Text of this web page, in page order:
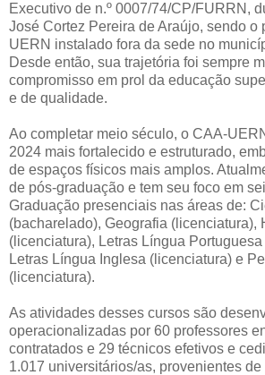
Executivo de n.º 0007/74/CP/FURRN,
José Cortez Pereira de Araújo, sendo o
UERN instalado fora da sede no
Desde então, sua trajetória foi sempre
compromisso em prol da educação
e de qualidade.
Ao completar meio século, o CAA-
2024 mais fortalecido e estruturado,
de espaços físicos mais amplos.
de pós-graduação e tem seu foco em
Graduação presenciais nas áreas de:
(bacharelado), Geografia (licenciatura),
(licenciatura), Letras Língua
Letras Língua Inglesa (licenciatura) e
(licenciatura).
As atividades desses cursos são
operacionalizadas por 60 professores
contratados e 29 técnicos efetivos e
1.017 universitários/as, provenientes